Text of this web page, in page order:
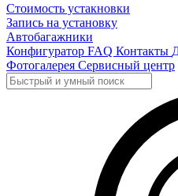
Стоимость устакновки
Запись на установку
Автобагажники
Конфигуратор FAQ Контакты
Фотогалерея Сервисный центр